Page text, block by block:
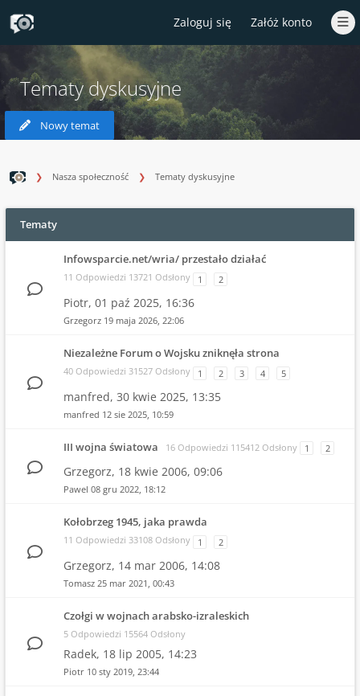
Zaloguj się Załóż konto
Tematy dyskusyjne
Nowy temat
Nasza społeczność Tematy dyskusyjne
Tematy
Infowsparcie.net/wria/ przestało działać
11 Odpowiedzi 13721 Odsłony 1 2
Piotr, 01 paź 2025, 16:36
Grzegorz 19 maja 2026, 22:06
Niezależne Forum o Wojsku zniknęła strona
40 Odpowiedzi 31527 Odsłony 1 2 3 4 5
manfred, 30 kwie 2025, 13:35
manfred 12 sie 2025, 10:59
III wojna światowa 16 Odpowiedzi 115412 Odsłony 1 2
Grzegorz, 18 kwie 2006, 09:06
Pawel 08 gru 2022, 18:12
Kołobrzeg 1945, jaka prawda
11 Odpowiedzi 33108 Odsłony 1 2
Grzegorz, 14 mar 2006, 14:08
Tomasz 25 mar 2021, 00:43
Czołgi w wojnach arabsko-izraleskich
5 Odpowiedzi 15564 Odsłony
Radek, 18 lip 2005, 14:23
Piotr 10 sty 2019, 23:44